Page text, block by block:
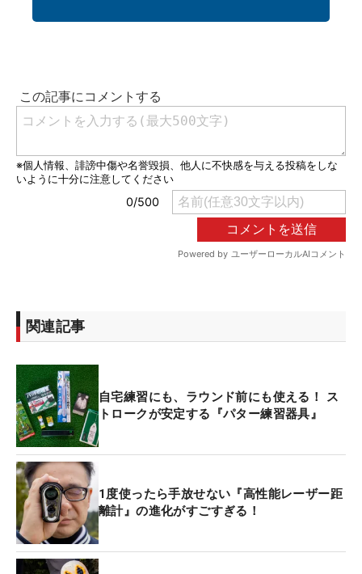
関連記事
自宅練習にも、ラウンド前にも使える！ ス
トロークが安定する『パター練習器具』
1度使ったら手放せない『高性能レーザー距
離計』の進化がすごすぎる！